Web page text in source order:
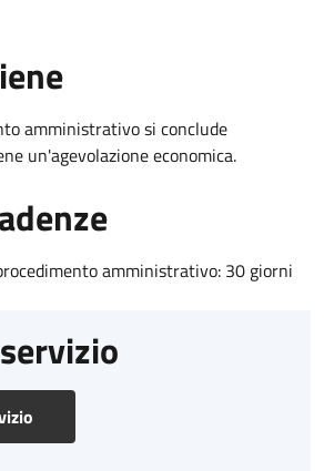
amministrativo si conclude
un'agevolazione economica.
amministrativo: 30 giorni